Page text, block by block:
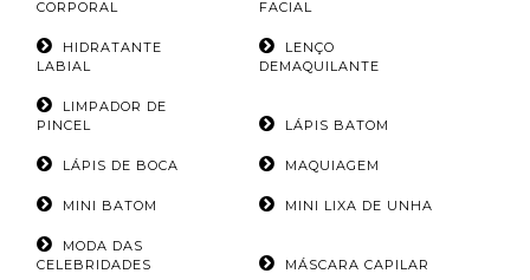
CORPORAL
FACIAL
HIDRATANTE
LABIAL
LENÇO
DEMAQUILANTE
LIMPADOR DE
PINCEL
LÁPIS BATOM
LÁPIS DE BOCA MAQUIAGEM
MINI BATOM MINI LIXA DE UNHA
MODA DAS
CELEBRIDADES
MÁSCARA CAPILAR